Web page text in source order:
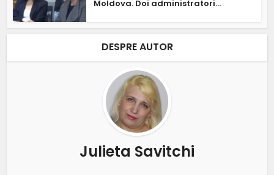
Moldova. Doi administratori...
DESPRE AUTOR
Julieta Savitchi